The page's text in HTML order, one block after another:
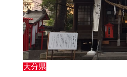
大分県